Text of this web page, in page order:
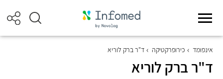
אינפומד כירופרקטיקה ד"ר ברק לוריא
ד"ר ברק לוריא